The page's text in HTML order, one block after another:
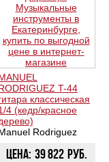
T-44
классическая
4 (кедр/красное
Rodriguez
Цена: 39 822 руб.